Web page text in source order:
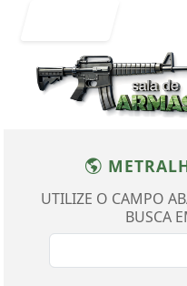
UTILIZE O CAMPO
BUSCA